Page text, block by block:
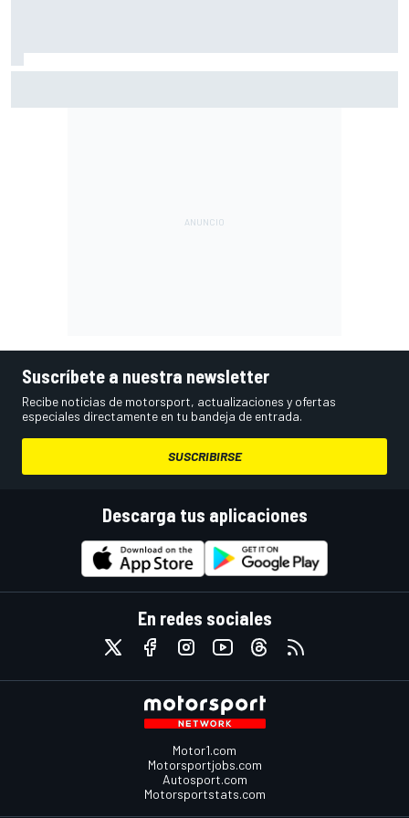
Suscríbete a nuestra newsletter
Recibe noticias de motorsport, actualizaciones y ofertas
especiales directamente en tu bandeja de entrada.
SUSCRIBIRSE
Descarga tus aplicaciones
En redes sociales
Motor1.com
Motorsportjobs.com
Autosport.com
Motorsportstats.com